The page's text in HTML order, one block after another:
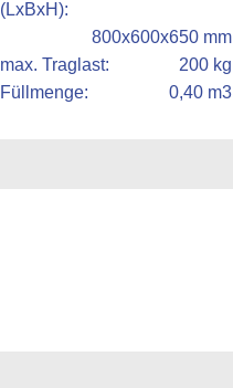
(LxBxH):
800x600x650 mm
max. Traglast:
200 kg
Füllmenge:
0,40 m3